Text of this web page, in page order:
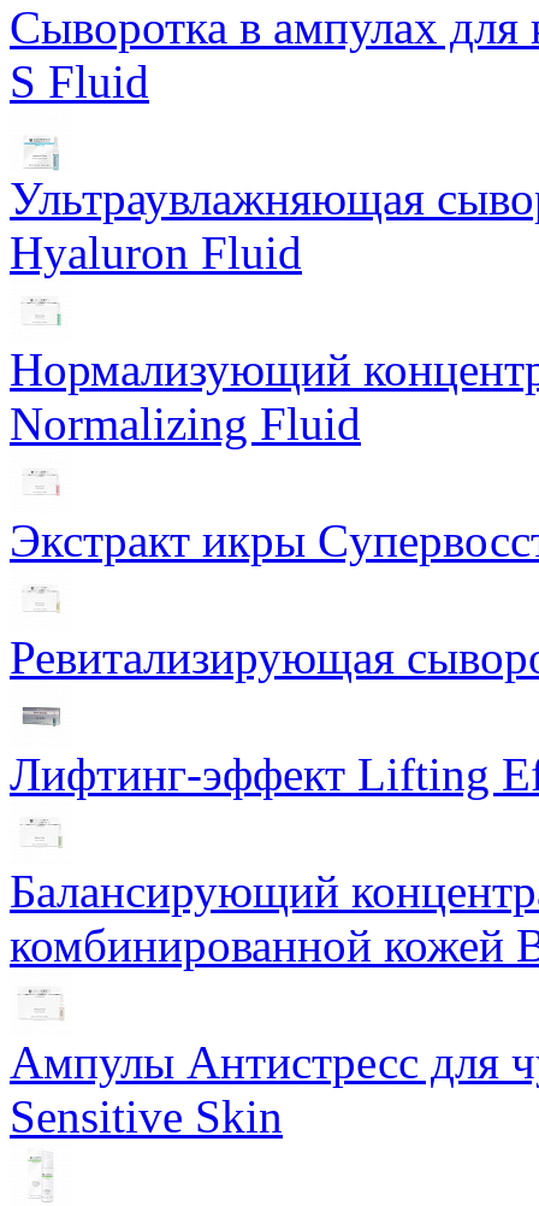
Сыворотка в ампулах для
S Fluid
Ультраувлажняющая
Hyaluron Fluid
Нормализующий
Normalizing Fluid
Экстракт икры
Ревитализирующая
Лифтинг-эффект Lifting
Балансирующий
комбинированной кожей
Ампулы Антистресс для
Sensitive Skin